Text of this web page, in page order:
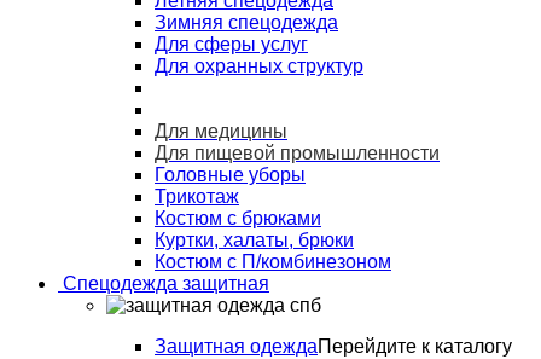
Зимняя спецодежда
Для сферы услуг
Для охранных структур
Для медицины
Для пищевой промышленности
Головные уборы
Трикотаж
Костюм с брюками
Куртки, халаты, брюки
Костюм с П/комбинезоном
Спецодежда защитная
Защитная одеждаПерейдите к каталогу